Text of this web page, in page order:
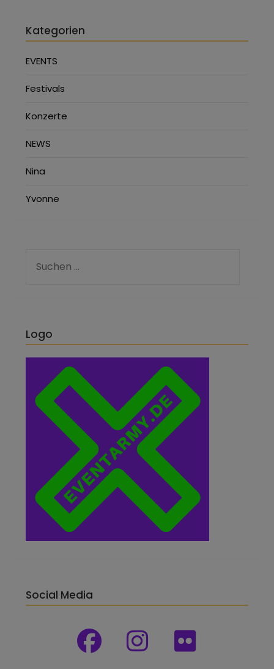
Kategorien
EVENTS
Festivals
Konzerte
NEWS
Nina
Yvonne
Logo
Social Media